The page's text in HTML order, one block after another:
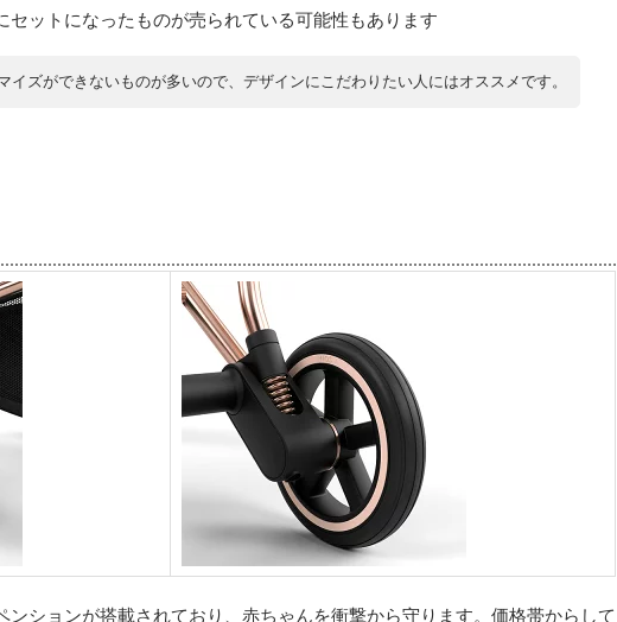
ットになったものが売られている可能性もあります
イズができないものが多いので、デザインにこだわりたい人にはオススメです。
ションが搭載されており、赤ちゃんを衝撃から守ります。価格帯からして